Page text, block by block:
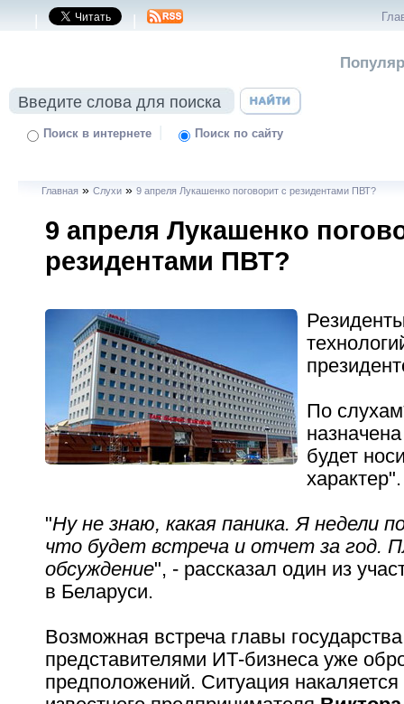
| |
Поиск в интернете | Поиск по сайту
Главная »Слухи »9 апреля Лукашенко поговорит с резидентами ПВТ?
9 апреля Лукашенко
резидентами ПВТ?
По
будет
характер".
"Ну не знаю, какая паника. Я недели
что будет встреча и отчет за год.
обсуждение", - рассказал один из
в Беларуси.
Возможная встреча главы
представителями ИТ-бизнеса уже
предположений. Ситуация